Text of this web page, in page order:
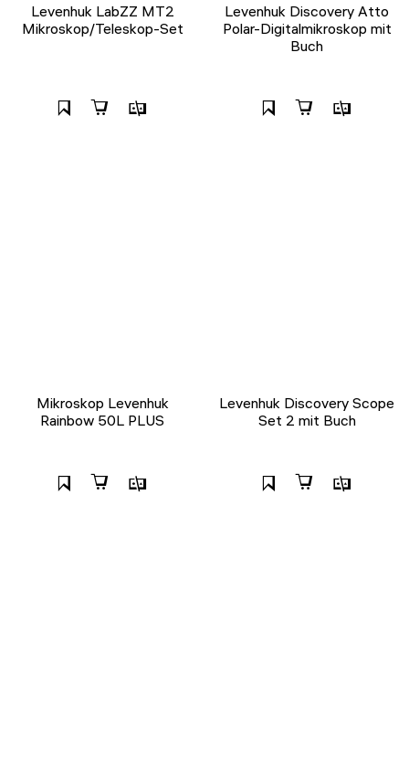
Levenhuk LabZZ MT2
Mikroskop/Teleskop-Set
Levenhuk Discovery Atto
Polar-Digitalmikroskop mit
Buch
Mikroskop Levenhuk
Rainbow 50L PLUS
Levenhuk Discovery Scope
Set 2 mit Buch